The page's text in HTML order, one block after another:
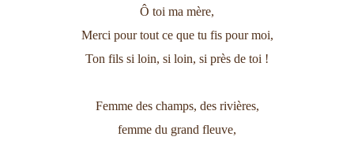
Ô toi ma mère,
Merci pour tout ce que tu fis pour moi,
Ton fils si loin, si loin, si près de toi !
Femme des champs, des rivières,
femme du grand fleuve,